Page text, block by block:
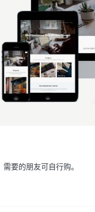
要的朋友可自行购。